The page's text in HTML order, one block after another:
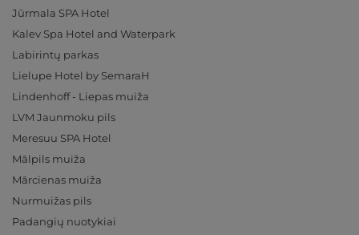
Jūrmala SPA Hotel
Kalev Spa Hotel and Waterpark
Labirintų parkas
Lielupe Hotel by SemaraH
Lindenhoff - Liepas muiža
LVM Jaunmoku pils
Meresuu SPA Hotel
Mālpils muiža
Mārcienas muiža
Nurmuižas pils
Padangių nuotykiai